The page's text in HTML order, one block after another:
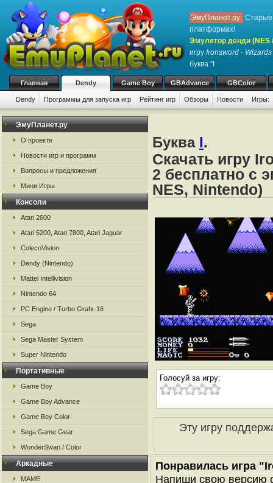
ЭмуПланет.ру: Старые
платформах!
Эмулятор денди (NES
игру Ironsword -
буква "I
Главная Dendy Game Boy GBAdvance GBColor
Dendy Программы для запуска игр Рейтинг игр Обзоры Новости Игры:
ЭмуПланет.ру
О проекте
Новости игр и программ
Вопросы и предложения
Мини Игры
Консоли
Atari 2600
Atari 5200, Atari 7800, Atari Jaguar
ColecoVision
Dendy (Nintendo)
Mattel Intellivision
Nintendo 64
PC Engine / Turbo Grafx-16
Sega
Sega Master System
Super Nintendo
Портативные
Game Boy
Game Boy Advance
Game Boy Color
Sega Game Gear
WonderSwan / Color
Аркадные
MAME
Буква I.
Скачать игру
2 бесплатно с
NES, Nintendo)
Голосуй за игру:
Эту игру
Понравилась игра
Напиши свою версию